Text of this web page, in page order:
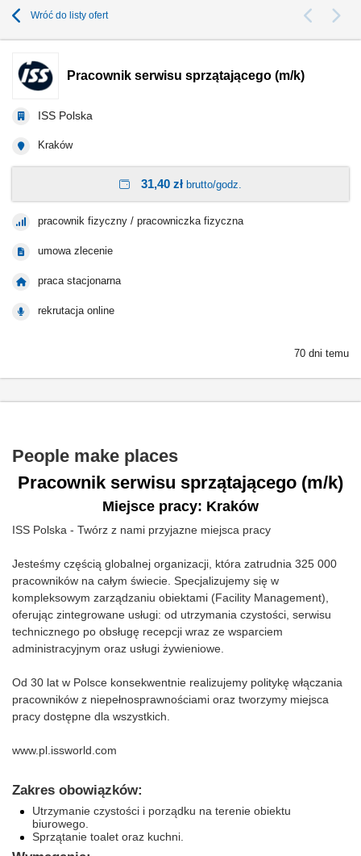
Wróć do listy ofert
Pracownik serwisu sprzątającego​ (m/k)
ISS Polska
Kraków
31,40 zł brutto/godz.
pracownik fizyczny / pracowniczka fizyczna
umowa zlecenie
praca stacjonarna
rekrutacja online
70 dni temu
People make places
Pracownik serwisu sprzątającego​ (m/k)
Miejsce pracy: Kraków
ISS Polska - Twórz z nami przyjazne miejsca pracy
Jesteśmy częścią globalnej organizacji, która zatrudnia 325 000
pracowników na całym świecie. Specjalizujemy się w
kompleksowym zarządzaniu obiektami (Facility Management),
oferując zintegrowane usługi: od utrzymania czystości, serwisu
technicznego po obsługę recepcji wraz ze wsparciem
administracyjnym oraz usługi żywieniowe.
Od 30 lat w Polsce konsekwentnie realizujemy politykę włączania
pracowników z niepełnosprawnościami oraz tworzymy miejsca
pracy dostępne dla wszystkich.
www.pl.issworld.com
Zakres obowiązków:
Utrzymanie czystości i porządku na terenie obiektu
biurowego.
Sprzątanie toalet oraz kuchni.